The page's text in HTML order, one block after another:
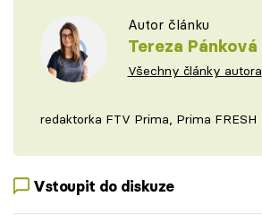
Autor článku
Tereza Pánková
Všechny články autora
redaktorka FTV Prima, Prima FRESH
Vstoupit do diskuze